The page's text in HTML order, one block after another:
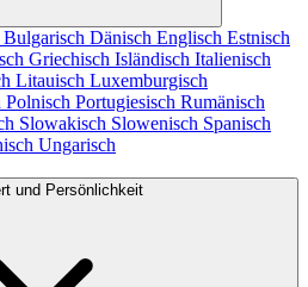
Bulgarisch Dänisch Englisch Estnisch
Griechisch Isländisch Italienisch
Litauisch Luxemburgisch
Polnisch Portugiesisch Rumänisch
Slowakisch Slowenisch Spanisch
Ungarisch
und Persönlichkeit